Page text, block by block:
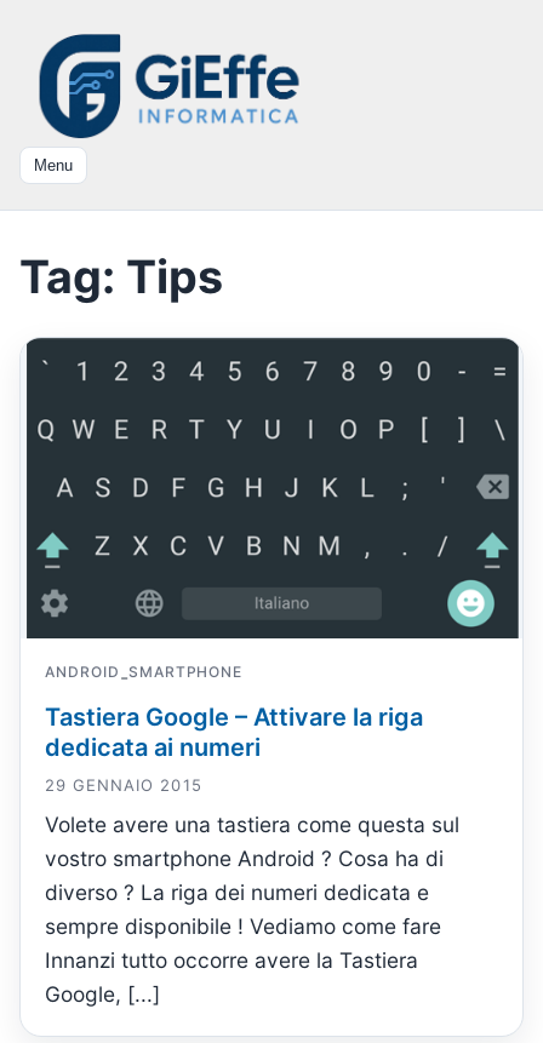
Menu
Tag: Tips
ANDROID -SMARTPHONE
Tastiera Google – Attivare la riga
dedicata ai numeri
29 GENNAIO 2015
Volete avere una tastiera come questa sul
vostro smartphone Android ? Cosa ha di
diverso ? La riga dei numeri dedicata e
sempre disponibile ! Vediamo come fare
Innanzi tutto occorre avere la Tastiera
Google, [...]